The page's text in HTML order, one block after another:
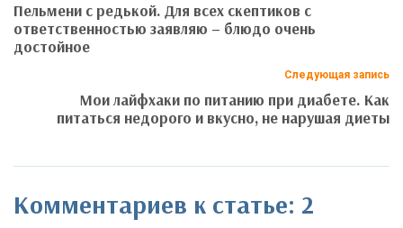
Пельмени с редькой. Для всех скептиков с
ответственностью заявляю – блюдо очень
достойное
Следующая запись
Мои лайфхаки по питанию при диабете. Как
питаться недорого и вкусно, не нарушая диеты
Комментариев к статье: 2